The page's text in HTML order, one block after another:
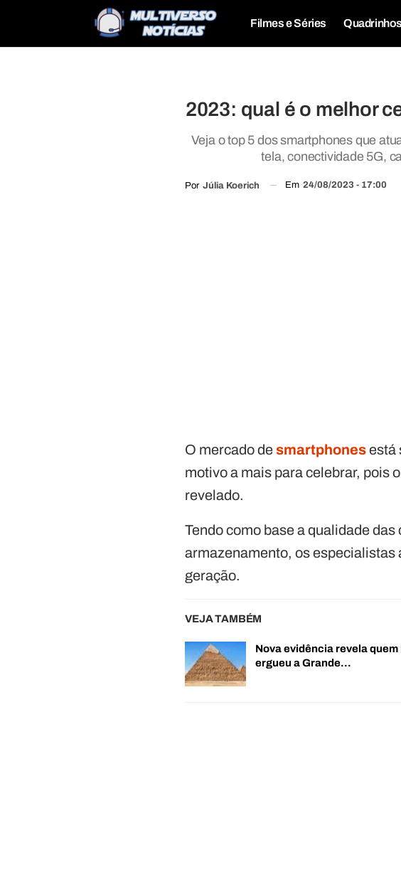
Filmes e Séries
2023: qual é o melhor
Veja o top 5 dos smartphones que
tela, conectividade 5G,
Por Júlia Koerich Em 24/08/2023 - 17:00
O mercado desmartphonesestá
motivo a mais para celebrar, pois
revelado.
Tendo como base a qualidade
armazenamento, os
geração.
VEJA TAMBÉM
Nova evidência revela
ergueu a Grande…